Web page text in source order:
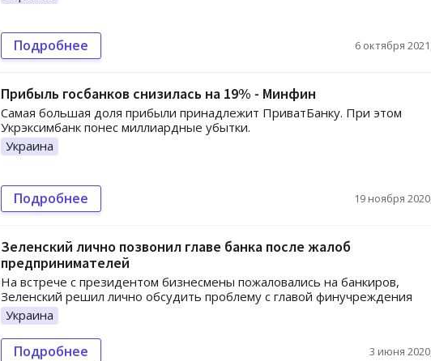
Подробнее 6 октября
Прибыль госбанков снизилась на 19% - Минфин
Самая большая доля прибыли принадлежит ПриватБанку. При этом
Укрэксимбанк понес миллиардные убытки.
Украина
Подробнее 19 ноября
Зеленский лично позвонил главе банка после жалоб
предпринимателей
На встрече с президентом бизнесмены пожаловались на банкиров,
Зеленский решил лично обсудить проблему с главой финучреждения
Украина
Подробнее 3 июня